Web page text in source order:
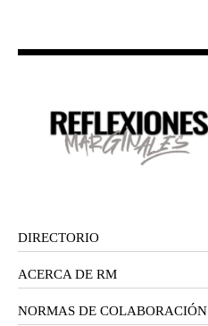
DIRECTORIO
ACERCA DE RM
NORMAS DE COLABORACIÓN